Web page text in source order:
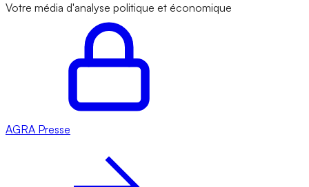
Votre média d'analyse politique et économique
AGRA Presse